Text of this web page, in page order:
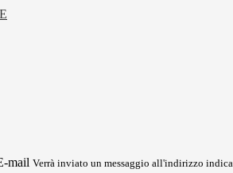
mail Verrà inviato un messaggio all'indirizzo